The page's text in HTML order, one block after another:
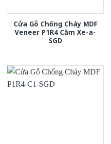
Cửa Gỗ Chống Cháy MDF
Veneer P1R4 Căm Xe-a-
SGD